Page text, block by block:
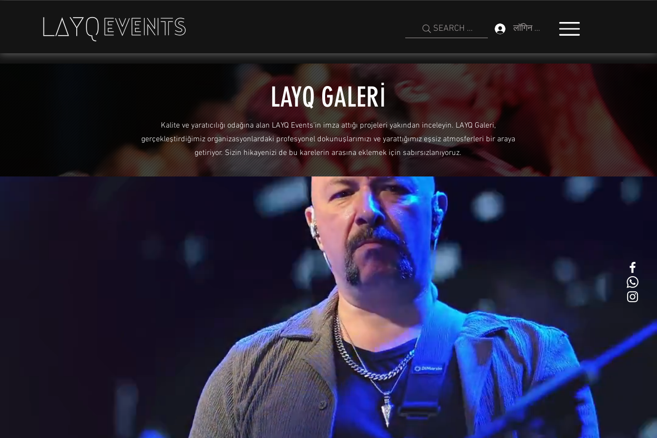
SEARCH ... लॉगिन करें
LAYQ GALERİ
Kalite ve yaratıcılığı odağına alan LAYQ Events'in imza attığı projeleri yakından inceleyin. LAYQ Galeri,
gerçekleştirdiğimiz organizasyonlardaki profesyonel dokunuşlarımızı ve yarattığımız eşsiz atmosferleri bir araya
getiriyor. Sizin hikayenizi de bu karelerin arasına eklemek için sabırsızlanıyoruz.